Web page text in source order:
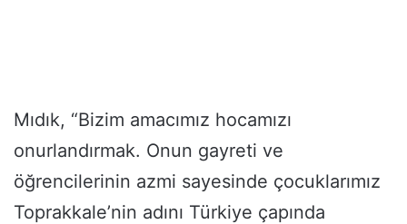
Mıdık, “Bizim amacımız hocamızı
onurlandırmak. Onun gayreti ve
öğrencilerinin azmi sayesinde çocuklarımız
Toprakkale’nin adını Türkiye çapında